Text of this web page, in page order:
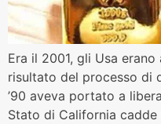
Era il 2001, gli Usa
risultato del processo di
’90 aveva portato a
Stato di California